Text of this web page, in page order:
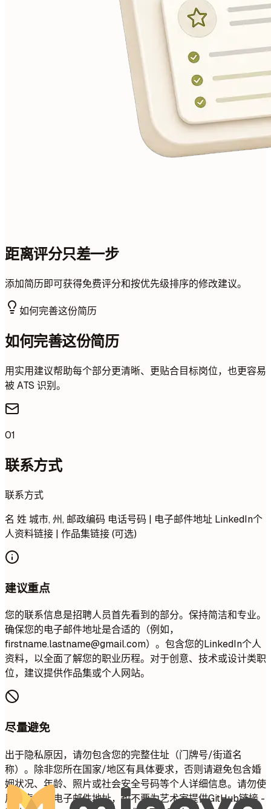
距离评分只差一步
添加简历即可获得免费评分和按优先级排序的修改建议。
如何完善这份简历
如何完善这份简历
用实用建议帮助每个部分更清晰、更贴合目标岗位，也更容易
被 ATS 识别。
01
联系方式
联系方式
名 姓 城市, 州, 邮政编码 电话号码 | 电子邮件地址 LinkedIn个
人资料链接 | 作品集链接 (可选)
建议重点
您的联系信息是招聘人员首先看到的部分。保持简洁和专业。
确保您的电子邮件地址是合适的（例如，
firstname.lastname@gmail.com）。包含您的LinkedIn个人
资料，以全面了解您的职业历程。对于创意、技术或设计类职
位，建议提供作品集或个人网站。
尽量避免
出于隐私原因，请勿包含您的完整住址（门牌号/街道名
称）。除非您所在国家/地区有具体要求，否则请避免包含婚
姻状况、年龄、照片或社会安全号码等个人详细信息。请勿使
用不专业的电子邮件地址，也不要为艺术家提供GitHub链接 -